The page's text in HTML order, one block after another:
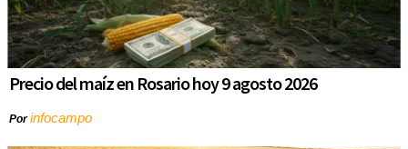
Precio del maíz en Rosario hoy 9 agosto 2026
Porinfocampo